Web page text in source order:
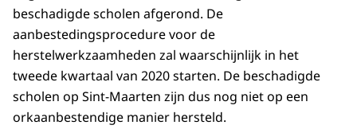
beschadigde scholen afgerond. De
aanbestedingsprocedure voor de
herstelwerkzaamheden zal waarschijnlijk in het
tweede kwartaal van 2020 starten. De beschadigde
scholen op Sint-Maarten zijn dus nog niet op een
orkaanbestendige manier hersteld.